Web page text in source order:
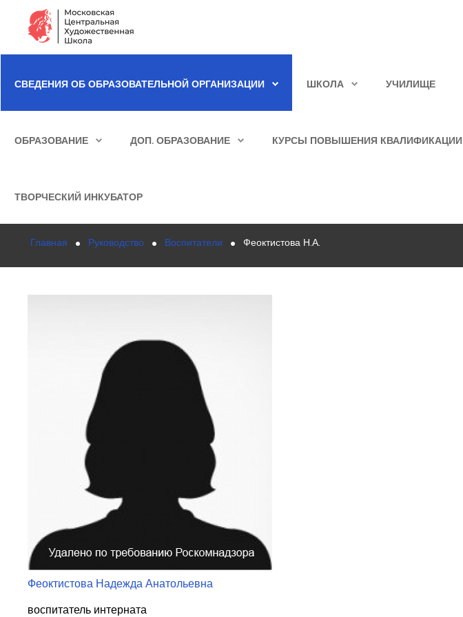
Образование
Центр непрерывного образования
Творческий инкубатор
ИСКАТЬ...
СВЕДЕНИЯ ОБ ОБРАЗОВАТЕЛЬНОЙ ОРГАНИЗАЦИИ ШКОЛА УЧИЛИЩЕ
ОБРАЗОВАНИЕ ДОП. ОБРАЗОВАНИЕ КУРСЫ ПОВЫШЕНИЯ КВАЛИФИКАЦИИ
ТВОРЧЕСКИЙ ИНКУБАТОР
Главная Руководство Воспитатели Феоктистова Н.А.
Феоктистова Надежда Анатольевна
воспитатель интерната